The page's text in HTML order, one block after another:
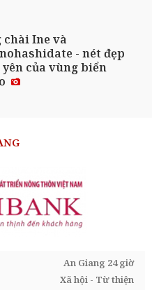
chài Ine và
- nét đẹp
của vùng biển
An Giang 24 giờ
Xã hội - Từ thiện